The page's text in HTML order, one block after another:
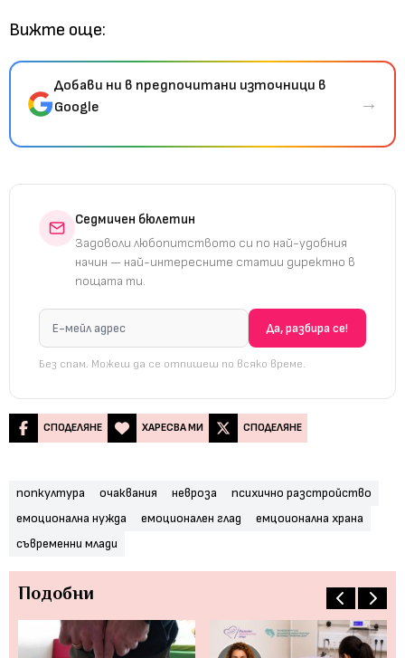
Вижте още:
Добави ни в предпочитани източници в
Google
→
Седмичен бюлетин
Задоволи любопитството си по най-удобния
начин — най-интересните статии директно в
пощата ти.
Без спам. Можеш да се отпишеш по всяко време.
СПОДЕЛЯНЕ ХАРЕСВА МИ СПОДЕЛЯНЕ
попкултура очаквания невроза
психично разстройство
емоционална нужда
емоционален глад
емцоионална храна
съвременни млади
Подобни